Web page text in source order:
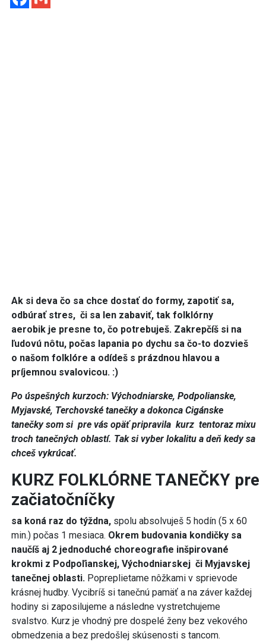
Ak si deva čo sa chce dostať do formy, zapotiť sa,
odbúrať stres, či sa len zabaviť, tak folklórny
aerobik je presne to, čo potrebuješ. Zakrepčíš si na
ľudovú nôtu, počas lapania po dychu sa čo-to dozvieš
o našom folklóre a odídeš s prázdnou hlavou a
príjemnou svalovicou. :)
Po úspešných kurzoch: Východniarske, Podpolianske,
Myjavské, Terchovské tanečky a dokonca Cigánske
tanečkysom si pre vás opäťpripravila kurz tentoraz mixu
troch tanečných oblastí. Tak si vyber lokalitu a deň kedy sa
chceš vykrúcať.
KURZ FOLKLÓRNE TANEČKY pre
začiatočníčky
sa koná raz do týždna, spolu absolvuješ 5 hodín (5 x 60
min.) počas 1 mesiaca. Okrem budovania kondičky sa
naučíš aj 2 jednoduché choreografie inšpirované
krokmi z Podpoľianskej, Východniarskej či Myjavskej
tanečnej oblasti. Popreplietame nôžkami v sprievode
krásnej hudby. Vycibríš si tanečnú pamäť a na záver každej
hodiny si zaposilujeme a následne vystretchujeme
svalstvo. Kurz je vhodný pre dospelé ženy bez vekového
obmedzenia a bez predošlej skúsenosti s tancom.